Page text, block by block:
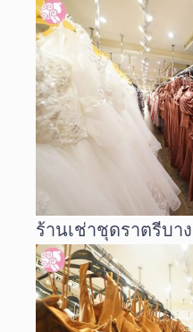
ร้านเช่าชุดราตรีบา